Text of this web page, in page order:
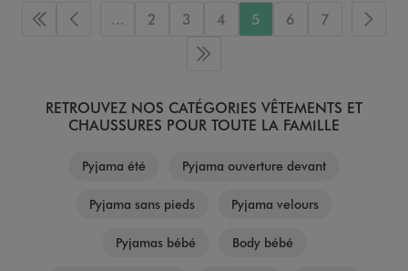
Première page
Page précédente
... 2 3 4 5 6 7
Page
Dernière page
RETROUVEZ NOS CATÉGORIES VÊTEMENTS ET
CHAUSSURES POUR TOUTE LA FAMILLE
Pyjama été Pyjama ouverture devant
Pyjama sans pieds Pyjama velours
Pyjamas bébé Body bébé